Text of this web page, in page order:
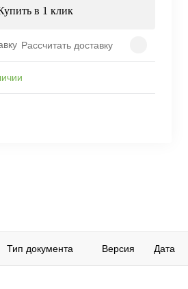
в 1 клик
Рассчитать доставку
Тип документа Версия Дата